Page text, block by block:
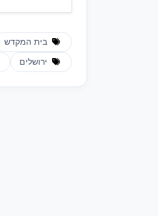
בית המקדש
ירושלים